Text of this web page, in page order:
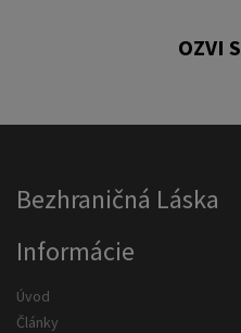
OZVI
Bezhraničná Láska
Informácie
Úvod
Články